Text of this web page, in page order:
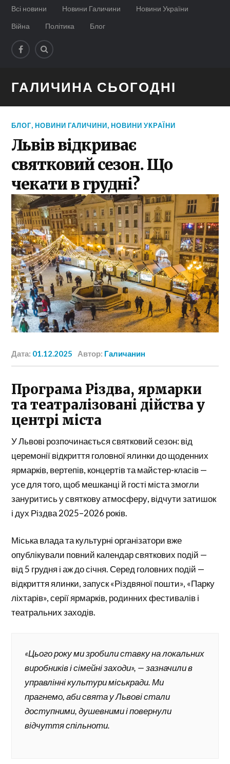
Всі новини Новини Галичини
Новини України
Війна
Політика Блог
ГАЛИЧИНА СЬОГОДНІ
БЛОГ,НОВИНИ ГАЛИЧИНИ,НОВИНИ УКРАЇНИ
Львів відкриває
святковий сезон. Що
чекати в грудні?
Дата: 01.12.2025 Автор: Галичанин
Програма Різдва, ярмарки
та театралізовані дійства у
центрі міста
У Львові розпочинається святковий сезон: від
церемонії відкриття головної ялинки до щоденних
ярмарків, вертепів, концертів та майстер-класів —
усе для того, щоб мешканці й гості міста змогли
зануритись у святкову атмосферу, відчути затишок
і дух Різдва 2025–2026 років.
Міська влада та культурні організатори вже
опублікували повний календар святкових подій —
від 5 грудня і аж до січня. Серед головних подій —
відкриття ялинки, запуск «Різдвяної пошти», «Парку
ліхтарів», серії ярмарків, родинних фестивалів і
театральних заходів.
«Цього року ми зробили ставку на локальних
виробників і сімейні заходи», — зазначили в
управлінні культури міськради.Ми
прагнемо, аби свята у Львові стали
доступними, душевними і повернули
відчуття спільноти.